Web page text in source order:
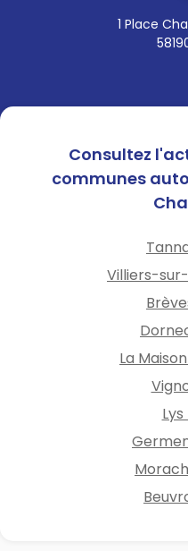
1 Place
Consultez
communes
Villiers-
La